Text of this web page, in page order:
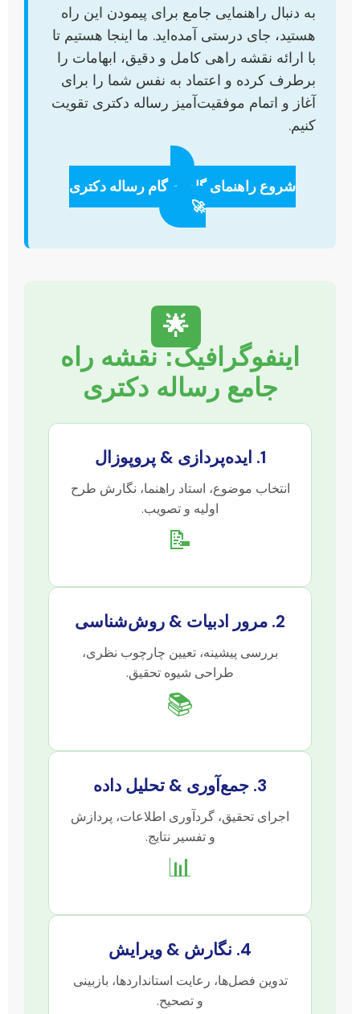
به دنبال راهنمایی جامع برای پیمودن این راه
هستید، جای درستی آمده‌اید. ما اینجا هستیم تا
با ارائه نقشه راهی کامل و دقیق، ابهامات را
برطرف کرده و اعتماد به نفس شما را برای
آغاز و اتمام موفقیت‌آمیز رساله دکتری تقویت
کنیم.
شروع راهنمای گام به گام رساله دکتری
🚀
🌟
اینفوگرافیک: نقشه راه
جامع رساله دکتری
1. ایده‌پردازی & پروپوزال
انتخاب موضوع، استاد راهنما، نگارش طرح
اولیه و تصویب.
📝
2. مرور ادبیات & روش‌شناسی
بررسی پیشینه، تعیین چارچوب نظری،
طراحی شیوه تحقیق.
📚
3. جمع‌آوری & تحلیل داده
اجرای تحقیق، گردآوری اطلاعات، پردازش
و تفسیر نتایج.
📊
4. نگارش & ویرایش
تدوین فصل‌ها، رعایت استانداردها، بازبینی
و تصحیح.